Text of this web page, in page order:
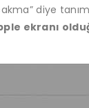
diye
ekranı